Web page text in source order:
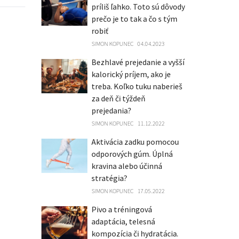
príliš ľahko. Toto sú dôvody
prečo je to tak a čo s tým
robiť
SIMON KOPUNEC 04.04.2023
Bezhlavé prejedanie a vyšší
kalorický príjem, ako je
treba. Koľko tuku naberieš
za deň či týždeň
prejedania?
SIMON KOPUNEC 11.12.2022
Aktivácia zadku pomocou
odporových gúm. Úplná
kravina alebo účinná
stratégia?
SIMON KOPUNEC 17.05.2022
Pivo a tréningová
adaptácia, telesná
kompozícia či hydratácia.